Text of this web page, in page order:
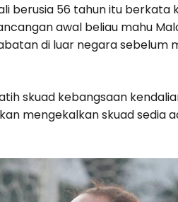
berusia 56 tahun itu berkata
awal beliau mahu
di luar negara sebelum
skuad kebangsaan
mengekalkan skuad sedia